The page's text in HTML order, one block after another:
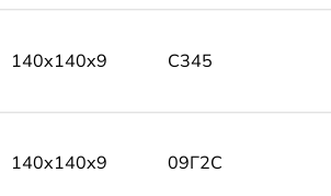
140x140x9 С345
140x140x9 09Г2С